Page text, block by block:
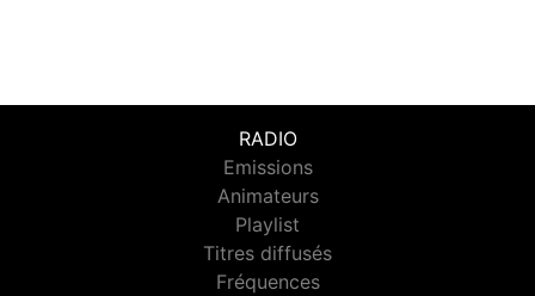
RADIO
Emissions
Animateurs
Playlist
Titres diffusés
Fréquences